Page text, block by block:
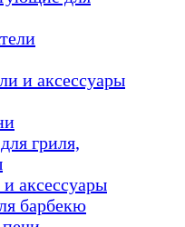
и аксессуары
гриля,
аксессуары
барбекю